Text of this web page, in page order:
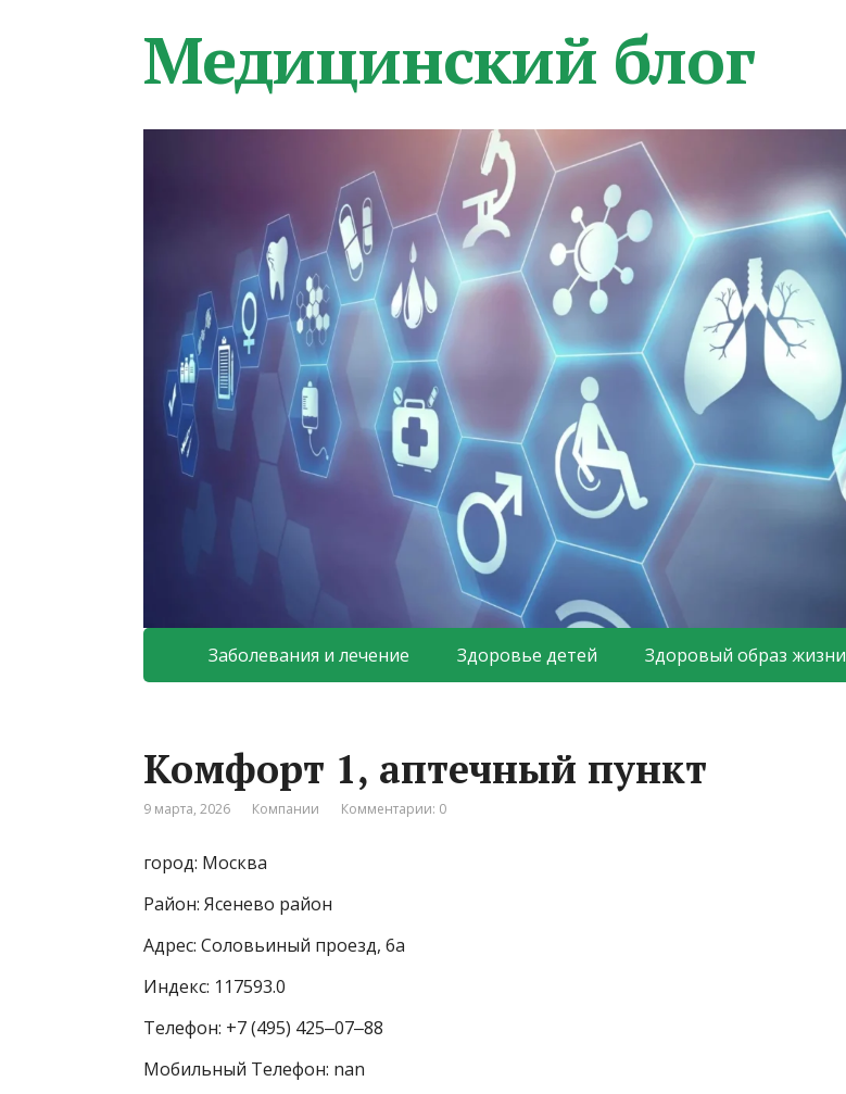
Медицинский блог
Заболевания и лечение Здоровье детей Здоровый образ жизни
Комфорт 1, аптечный пункт
9 марта, 2026 Компании Комментарии: 0
город: Москва
Район: Ясенево район
Адрес: Соловьиный проезд, 6а
Индекс: 117593.0
Телефон: +7 (495) 425‒07‒88
Мобильный Телефон: nan